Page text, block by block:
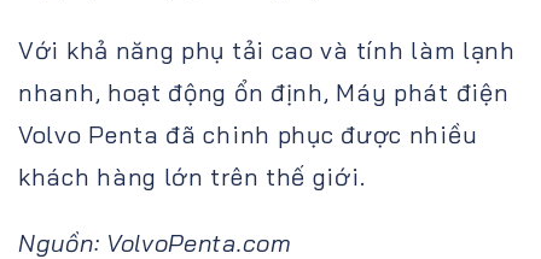
Với khả năng phụ tải cao và tính làm lạnh
nhanh, hoạt động ổn định, Máy phát điện
Volvo Penta đã chinh phục được nhiều
khách hàng lớn trên thế giới.
Nguồn: VolvoPenta.com